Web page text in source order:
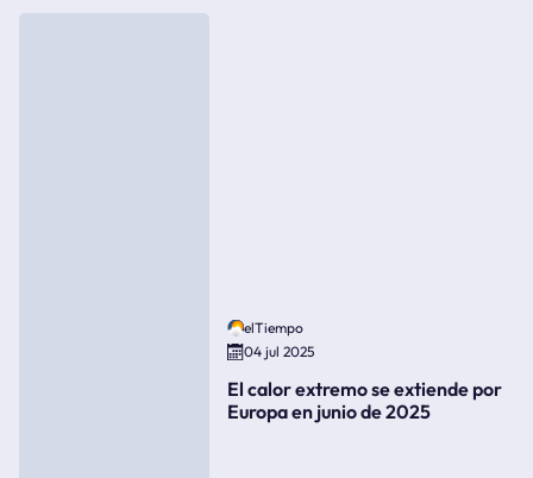
elTiempo
04 jul 2025
El calor extremo se extiende por
Europa en junio de 2025